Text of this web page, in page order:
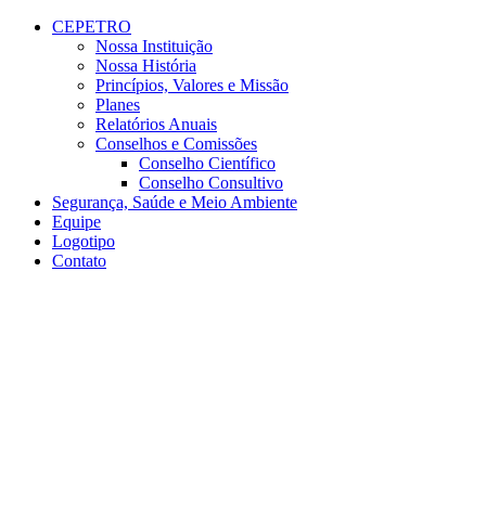
Conteúdo principal
CEPETRO
Nossa Instituição
Nossa História
Princípios, Valores e Missão
Planes
Relatórios Anuais
Conselhos e Comissões
Conselho Científico
Conselho Consultivo
Segurança, Saúde e Meio Ambiente
Equipe
Logotipo
Contato